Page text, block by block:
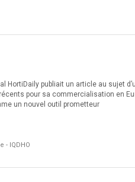
HortiDaily publiait un article au sujet
pour sa commercialisation en
un nouvel outil prometteur
- IQDHO